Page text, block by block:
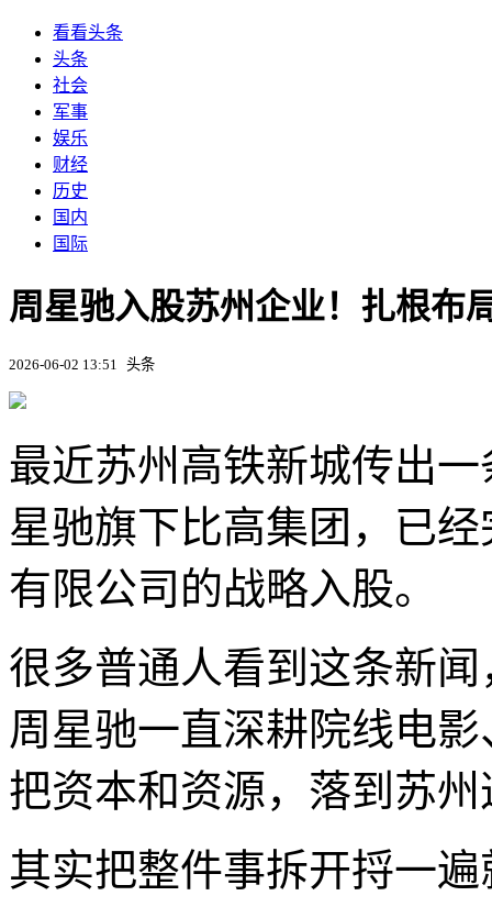
看看头条
头条
社会
军事
娱乐
财经
历史
国内
国际
周星驰入股苏州企业！扎根布
2026-06-02 13:51 头条
最近苏州高铁新城传出
星驰旗下比高集团，已
有限公司的战略入股。
很多普通人看到这条新
周星驰一直深耕院线电
把资本和资源，落到苏
其实把整件事拆开捋一